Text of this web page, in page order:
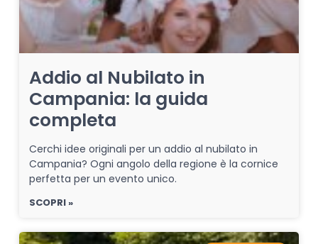
Addio al Nubilato in
Campania: la guida
completa
Cerchi idee originali per un addio al nubilato in
Campania? Ogni angolo della regione è la cornice
perfetta per un evento unico.
SCOPRI »